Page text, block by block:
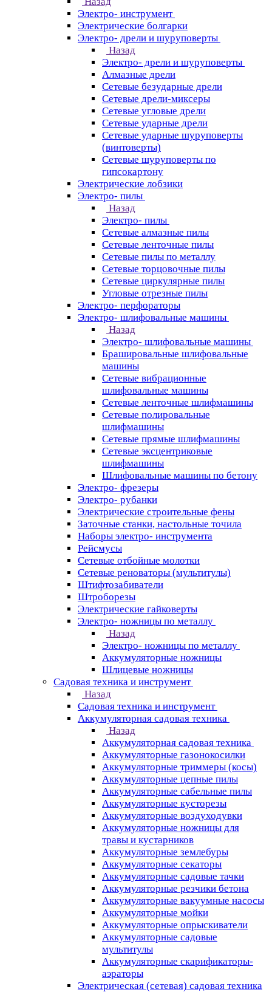
Электро- инструмент
Электрические болгарки
Электро- дрели и шуруповерты
Назад
Электро- дрели и шуруповерты
Алмазные дрели
Сетевые безударные дрели
Сетевые дрели-миксеры
Сетевые угловые дрели
Сетевые ударные дрели
Сетевые ударные шуруповерты
(винтоверты)
Сетевые шуруповерты по
гипсокартону
Электрические лобзики
Электро- пилы
Назад
Электро- пилы
Сетевые алмазные пилы
Сетевые ленточные пилы
Сетевые пилы по металлу
Сетевые торцовочные пилы
Сетевые циркулярные пилы
Угловые отрезные пилы
Электро- перфораторы
Электро- шлифовальные машины
Назад
Электро- шлифовальные машины
Брашировальные шлифовальные
машины
Сетевые вибрационные
шлифовальные машины
Сетевые ленточные шлифмашины
Сетевые полировальные
шлифмашины
Сетевые прямые шлифмашины
Сетевые эксцентриковые
шлифмашины
Шлифовальные машины по бетону
Электро- фрезеры
Электро- рубанки
Электрические строительные фены
Заточные станки, настольные точила
Наборы электро- инструмента
Рейсмусы
Сетевые отбойные молотки
Сетевые реноваторы (мультитулы)
Штифтозабиватели
Штроборезы
Электрические гайковерты
Электро- ножницы по металлу
Назад
Электро- ножницы по металлу
Аккумуляторные ножницы
Шлицевые ножницы
Cадовая техника и инструмент
Назад
Cадовая техника и инструмент
Аккумуляторная садовая техника
Назад
Аккумуляторная садовая техника
Аккумуляторные газонокосилки
Аккумуляторные триммеры (косы)
Аккумуляторные цепные пилы
Аккумуляторные сабельные пилы
Аккумуляторные кусторезы
Аккумуляторные воздуходувки
Аккумуляторные ножницы для
травы и кустарников
Аккумуляторные землебуры
Аккумуляторные секаторы
Аккумуляторные садовые тачки
Аккумуляторные резчики бетона
Аккумуляторные вакуумные насосы
Аккумуляторные мойки
Аккумуляторные опрыскиватели
Аккумуляторные садовые
мультитулы
Аккумуляторные скарификаторы-
аэраторы
Электрическая (сетевая) садовая техника